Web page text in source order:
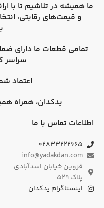
ما همیشه در تلاشیم تا با
و قیمت‌های رقابتی،
تمامی قطعات ما دارای
سراسر
اعتماد
یدکدان، همراه
اطلاعات تماس با ما
۰۲۸۳۳۲۲۲۶۶۵
info@yadakdan.com
قزوین خیابان اسدآبادی
پلاک ۵۲۹
اینستاگرام یدکدان